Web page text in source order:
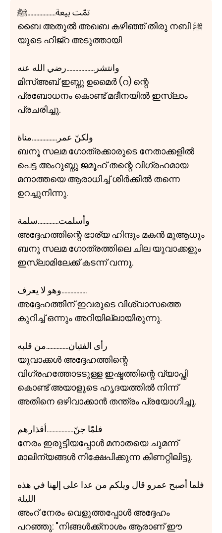
تمّت بيعة...................ﷺ
ബൈ അതുൽ അഖബ കഴിഞ്ഞ് തിരു നബി ﷺ
യുടെ ഹിജ്റ അടുത്തായി
وانتشر...................رضي الله عنه
മിസ്അബ് ഇബ്നു ഉമൈർ (റ) ന്റെ
പ്രബോധനം കൊണ്ട് മദീനയിൽ ഇസ്ലാം
പ്രചരിച്ചു.
ولكنّ عمر.................مناة
ബനൂ സലമ ഗോത്രക്കാരുടെ നേതാക്കളിൽ
പെട്ട അംറുബ്നു ജമൂഹ് തന്റെ വിഗ്രഹമായ
മനാത്തയെ ആരാധിച്ച് ശിർക്കിൽ തന്നെ
ഉറച്ചുനിന്നു.
وأسلمت..............سلمة
അദ്ദേഹത്തിന്റെ ഭാര്യ ഹിന്ദും മകൻ മുആധും
ബനൂ സലമ ഗോത്രത്തിലെ ചില യുവാക്കളും
ഇസ്ലാമിലേക്ക് കടന്ന് വന്നു.
وهو لا يعرف.................
അദ്ദേഹത്തിന് ഇവരുടെ വിശ്വാസത്തെ
കുറിച്ച് ഒന്നും അറിയില്ലായിരുന്നു.
رأی الفتيان...............من قلبه
യുവാക്കൾ അദ്ദേഹത്തിന്റെ
വിഗ്രഹത്തോടടുള്ള ഇഷ്ടത്തിന്റെ വ്യാപ്തി
കൊണ്ട് അയാളുടെ ഹൃദയത്തിൽ നിന്ന്
അതിനെ ഒഴിവാക്കാൻ തന്ത്രം പ്രയോഗിച്ചു.
فلمّا جنّ..................أقذارهم
നേരം ഇരുട്ടിയപ്പോൾ മനാതയെ ചുമന്ന്
മാലിന്യങ്ങൾ നിക്ഷേപിക്കുന്ന കിണറ്റിലിട്ടു.
فلما أصبح عمرو قال ويلكم من عدا علی إلهنا في هذه
الليلة
അംറ് നേരം വെളുത്തപ്പോൾ അദ്ദേഹം
പറഞ്ഞു: "നിങ്ങൾക്ക്നാശം ആരാണ് ഈ